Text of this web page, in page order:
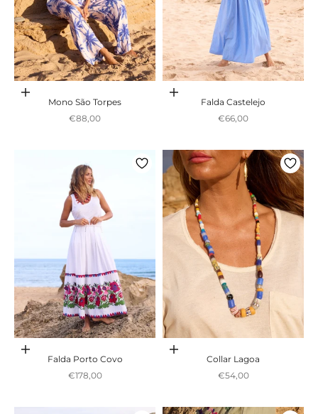
Adicionar ao carrinho
Mono São Torpes
Preço promocional
€88,00
Adicionar ao carrinho
Falda Castelejo
Preço promocional
€66,00
Adicionar ao carrinho
Falda Porto Covo
Preço promocional
€178,00
Adicionar ao carrinho
Collar Lagoa
Preço promocional
€54,00